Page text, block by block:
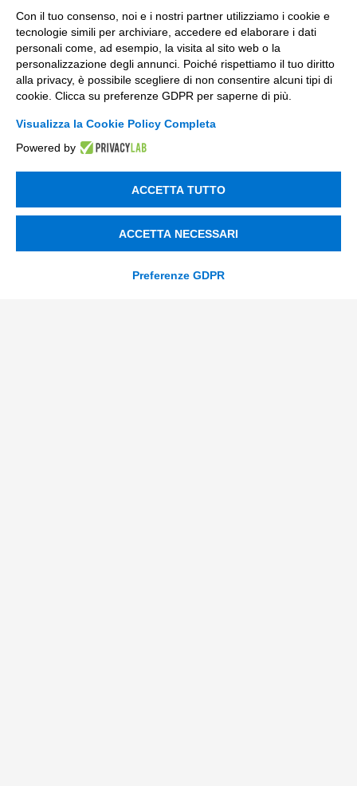
ESG
Finanza
Nuovi Mercati
Innovazione di prodotto e processo
Trasformazione Digitale
Compliance Normativa Integrata
Soluzioni Digitali
Con il tuo consenso, noi e i nostri partner utilizziamo i cookie e
tecnologie simili per archiviare, accedere ed elaborare i dati
personali come, ad esempio, la visita al sito web o la
personalizzazione degli annunci. Poiché rispettiamo il tuo diritto
alla privacy, è possibile scegliere di non consentire alcuni tipi di
cookie. Clicca su preferenze GDPR per saperne di più.
Visualizza la Cookie Policy Completa
Powered by
ACCETTA TUTTO
ACCETTA NECESSARI
Preferenze GDPR